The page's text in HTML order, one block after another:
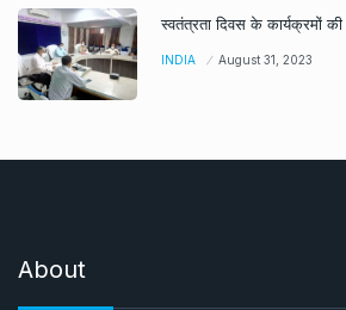
स्वतंत्रता दिवस के कार्यक्रमों की
INDIA August 31, 2023
About